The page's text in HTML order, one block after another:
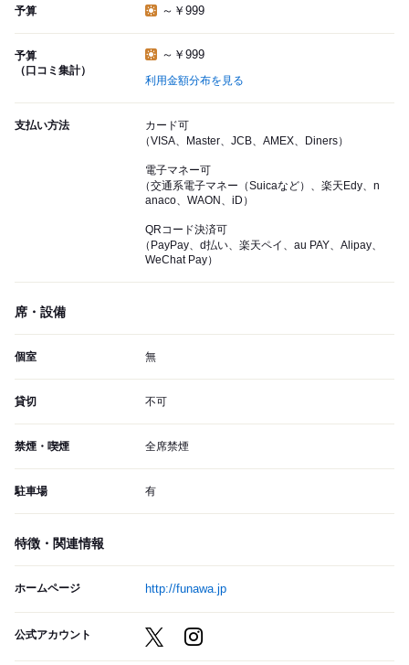
予算 ～￥999
予算
（口コミ集計）
～￥999
利用金額分布を見る
支払い方法
カード可
（VISA、Master、JCB、AMEX、Diners）
電子マネー可
（交通系電子マネー（Suicaなど）、楽天Edy、n
anaco、WAON、iD）
QRコード決済可
（PayPay、d払い、楽天ペイ、au PAY、Alipay、
WeChat Pay）
席・設備
個室 無
貸切 不可
禁煙・喫煙 全席禁煙
駐車場 有
特徴・関連情報
ホームページ http://funawa.jp
公式アカウント